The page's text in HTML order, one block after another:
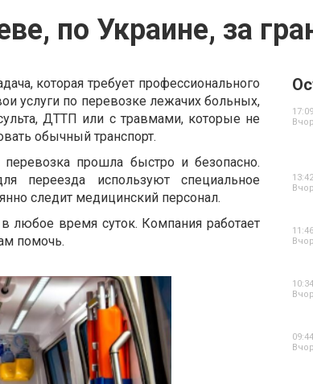
по Украине, за
которая требует профессионального
услуги по перевозке лежачих больных,
ДТТП или с травмами, которые не
обычный транспорт.
прошла быстро и безопасно.
переезда используют специальное
следит медицинский персонал.
любое время суток. Компания работает
помочь.